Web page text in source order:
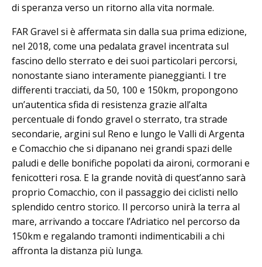
di speranza verso un ritorno alla vita normale.
FAR Gravel si è affermata sin dalla sua prima edizione,
nel 2018, come una pedalata gravel incentrata sul
fascino dello sterrato e dei suoi particolari percorsi,
nonostante siano interamente pianeggianti. I tre
differenti tracciati, da 50, 100 e 150km, propongono
un’autentica sfida di resistenza grazie all’alta
percentuale di fondo gravel o sterrato, tra strade
secondarie, argini sul Reno e lungo le Valli di Argenta
e Comacchio che si dipanano nei grandi spazi delle
paludi e delle bonifiche popolati da aironi, cormorani e
fenicotteri rosa. E la grande novità di quest’anno sarà
proprio Comacchio, con il passaggio dei ciclisti nello
splendido centro storico. Il percorso unirà la terra al
mare, arrivando a toccare l’Adriatico nel percorso da
150km e regalando tramonti indimenticabili a chi
affronta la distanza più lunga.